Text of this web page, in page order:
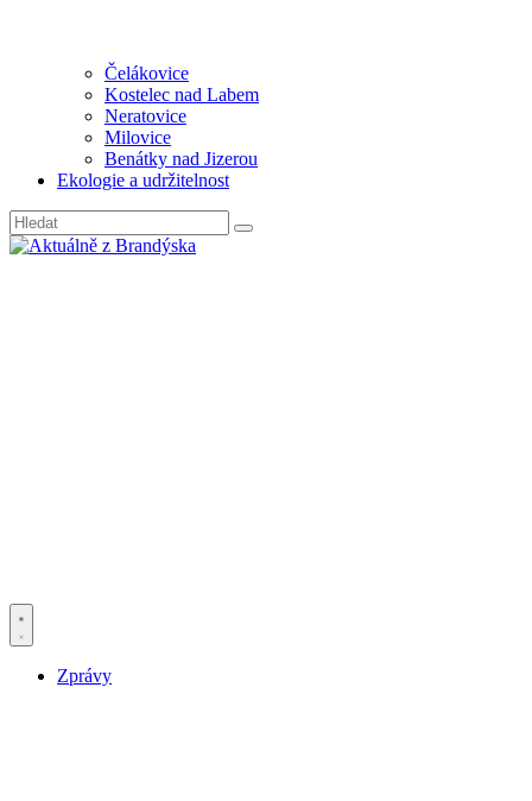
Čelákovice
Kostelec nad Labem
Neratovice
Milovice
Benátky nad Jizerou
Ekologie a udržitelnost
Zprávy